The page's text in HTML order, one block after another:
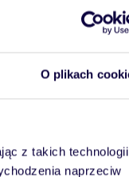
O plikach
z takich
naprzeciw